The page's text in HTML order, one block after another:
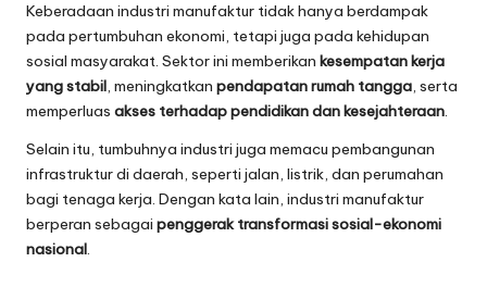
Keberadaan industri manufaktur tidak hanya berdampak
pada pertumbuhan ekonomi, tetapi juga pada kehidupan
sosial masyarakat. Sektor ini memberikan kesempatan kerja
yang stabil, meningkatkan pendapatan rumah tangga, serta
memperluas akses terhadap pendidikan dan kesejahteraan.
Selain itu, tumbuhnya industri juga memacu pembangunan
infrastruktur di daerah, seperti jalan, listrik, dan perumahan
bagi tenaga kerja. Dengan kata lain, industri manufaktur
berperan sebagai penggerak transformasi sosial-ekonomi
nasional.